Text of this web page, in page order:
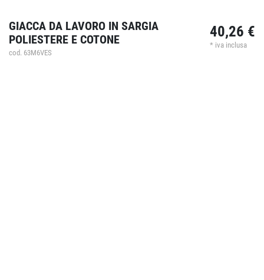
GIACCA DA LAVORO IN SARGIA
POLIESTERE E COTONE
cod. 63M6VES
40,26 €
* iva inclusa